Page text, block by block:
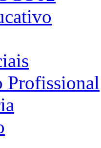
Profissional